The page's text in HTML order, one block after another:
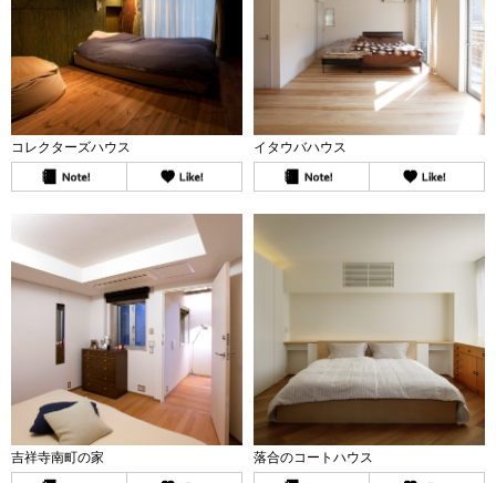
コレクターズハウス イタウバハウス
吉祥寺南町の家 落合のコートハウス